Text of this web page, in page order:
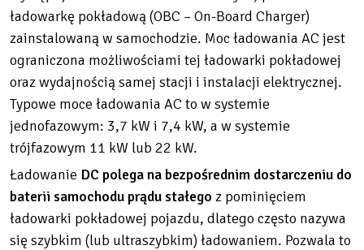
ładowarkę pokładową (OBC – On-Board Charger)
zainstalowaną w samochodzie. Moc ładowania AC jest
ograniczona możliwościami tej ładowarki pokładowej
oraz wydajnością samej stacji i instalacji elektrycznej.
Typowe moce ładowania AC to w systemie
jednofazowym: 3,7 kW i 7,4 kW, a w systemie
trójfazowym 11 kW lub 22 kW.
Ładowanie DC polega na bezpośrednim dostarczeniu do
baterii samochodu prądu stałego z pominięciem
ładowarki pokładowej pojazdu, dlatego często nazywa
się szybkim (lub ultraszybkim) ładowaniem. Pozwala to